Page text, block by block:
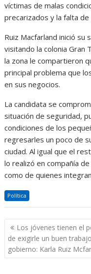
víctimas de malas
precarizados y la falta
Ruiz Macfarland inició su
visitando la colonia Gran
la zona le compartieron
principal problema que
en sus negocios.
La candidata se
situación de seguridad,
condiciones de los
regresarles un poco de
ciudad. Al igual que el
lo realizó en compañía
como de quienes
Política
Navegación
de
entradas
Los jóvenes tienen el
de exigirle un buen
gobierno: Karla Ruiz